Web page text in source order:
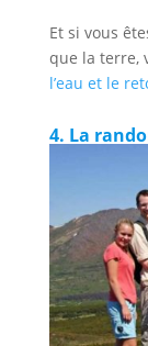
Et si vous
que la terre,
l’eau et le
4. La